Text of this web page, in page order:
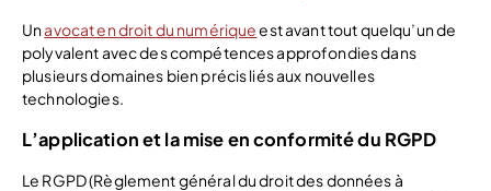
Unavocat en droit du numériqueest avant tout quelqu’un de
polyvalent avec des compétences approfondies dans
plusieurs domaines bien précis liés aux nouvelles
technologies.
L’application et la mise en conformité du RGPD
Le RGPD (Règlement général du droit des données à